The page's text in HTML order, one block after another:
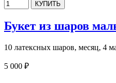
Букет из шаров
10 латексных шаров, месяц, 4
5 000 ₽